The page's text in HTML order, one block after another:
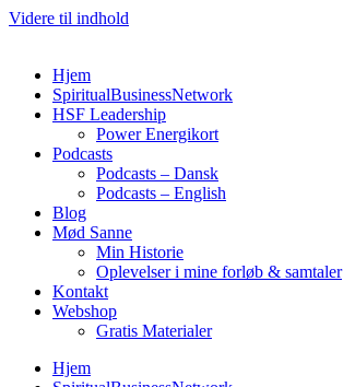
Videre til indhold
Hjem
SpiritualBusinessNetwork
HSF Leadership
Power Energikort
Podcasts
Podcasts – Dansk
Podcasts – English
Blog
Mød Sanne
Min Historie
Oplevelser i mine forløb & samtaler
Kontakt
Webshop
Gratis Materialer
Hjem